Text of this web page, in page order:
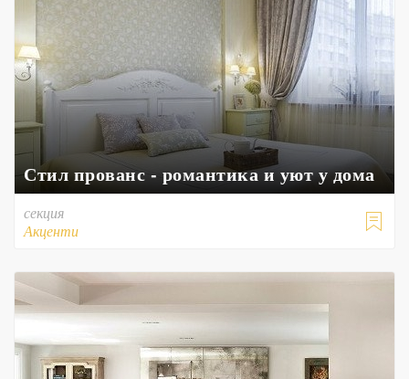
Стил прованс - романтика и уют у дома

секция
Акценти